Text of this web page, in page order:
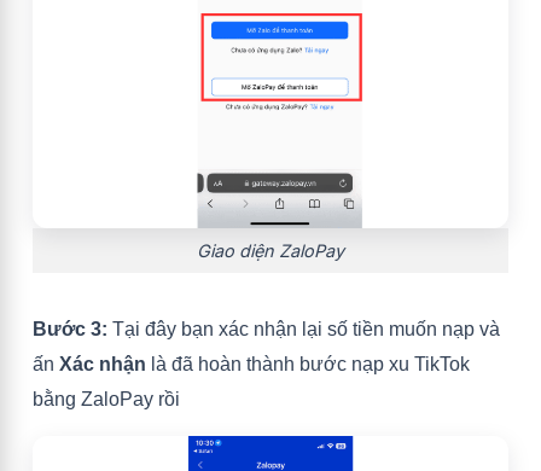
Giao diện ZaloPay
Bước 3: Tại đây bạn xác nhận lại số tiền muốn nạp và
ấn Xác nhận là đã hoàn thành bước nạp xu TikTok
bằng ZaloPay rồi